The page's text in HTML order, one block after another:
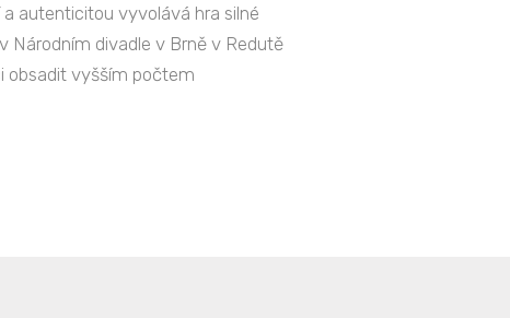
autenticitou vyvolává hra silné
Národním divadle v Brně v Redutě
obsadit vyšším počtem